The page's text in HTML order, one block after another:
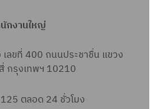
กงานใหญ่
ลขที่ 400 ถนนประชาชื่น แขวง
กรุงเทพฯ 10210
ตลอด 24 ชั่วโมง